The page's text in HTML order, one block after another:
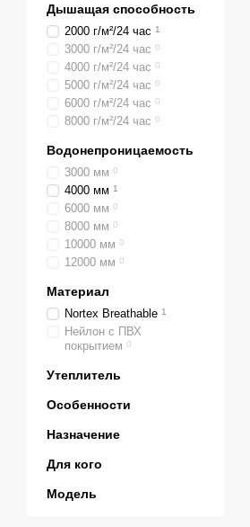
Дышащая способность
2000 г/м²/24 час 1
3000 г/м²/24 час 0
4000 г/м²/24 час 0
5000 г/м²/24 час 0
6000 г/м²/24 час 0
8000 г/м²/24 час 0
Водонепроницаемость
3000 мм 0
4000 мм 1
6000 мм 0
8000 мм 0
10000 мм 0
12000 мм 0
Материал
Nortex Breathable 1
Нейлон с ПВХ
покрытием 0
Утеплитель
Особенности
Назначение
Для кого
Модель